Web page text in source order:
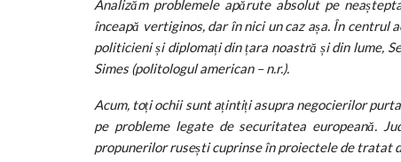
Analizăm problemele apărute absolut pe
înceapă vertiginos, dar în nici un caz așa. În centrul
politicieni și diplomați din țara noastră și din lume,
Simes (politologul american – n.r.).
Acum, toți ochii sunt ațintiți asupra negocierilor
pe probleme legate de securitatea europeană.
propunerilor rusești cuprinse în proiectele de tratat